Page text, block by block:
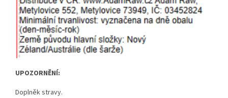
UPOZORNĚNÍ:
Doplněk stravy.